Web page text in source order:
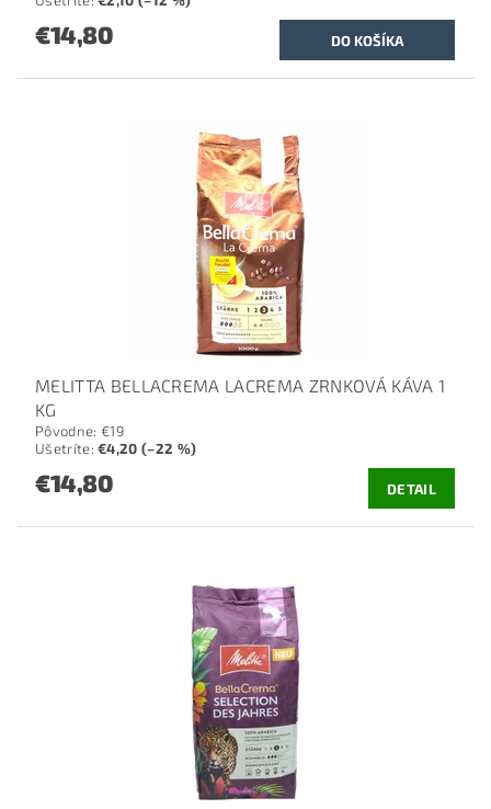
€14,80
MELITTA BELLACREMA LACREMA ZRNKOVÁ KÁVA 1
KG
Pôvodne: €19
Ušetríte:€4,20 (–22 %)
€14,80 DETAIL